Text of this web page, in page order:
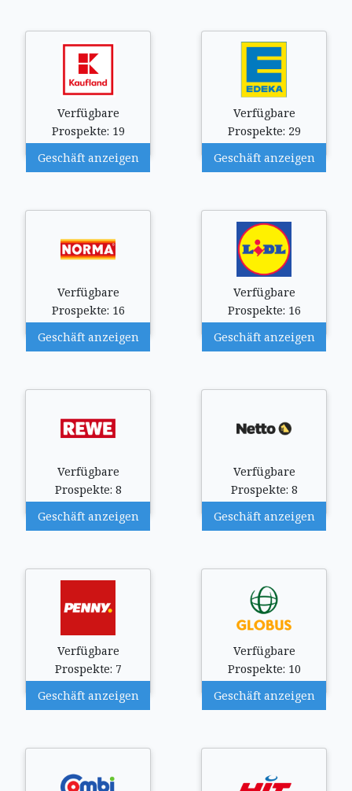
Verfügbare
Prospekte: 19
Geschäft anzeigen
Verfügbare
Prospekte: 29
Geschäft anzeigen
Verfügbare
Prospekte: 16
Geschäft anzeigen
Verfügbare
Prospekte: 16
Geschäft anzeigen
Verfügbare
Prospekte: 8
Geschäft anzeigen
Verfügbare
Prospekte: 8
Geschäft anzeigen
Verfügbare
Prospekte: 7
Geschäft anzeigen
Verfügbare
Prospekte: 10
Geschäft anzeigen